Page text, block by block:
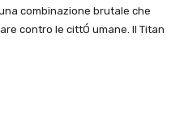
combinazione brutale che
contro le cittÓ umane. Il Titan